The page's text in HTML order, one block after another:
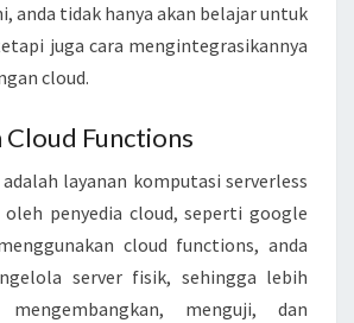
P
A
S
R
V
E
R
M
E
anda tidak hanya akan belajar untuk
juga cara mengintegrasikannya
cloud.
Cloud Functions
layanan komputasi serverless
oleh penyedia cloud, seperti google
cloud functions, anda
server fisik, sehingga lebih
menguji, dan